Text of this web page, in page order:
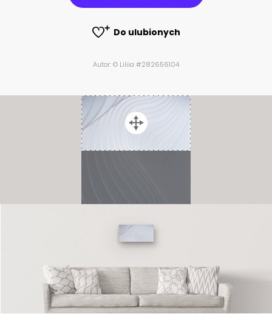
Do ulubionych
Autor: © Liliia #282656104